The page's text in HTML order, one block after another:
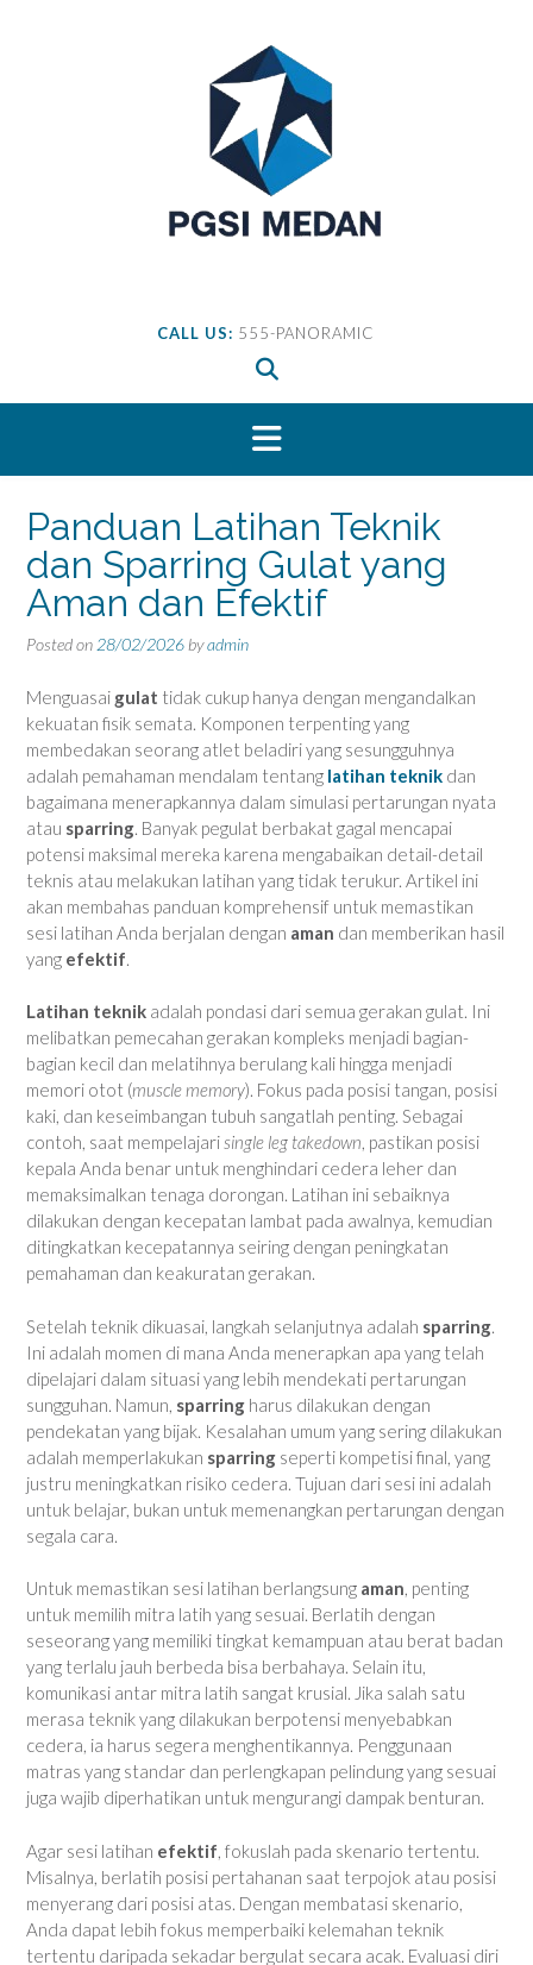
CALL US: 555-PANORAMIC
Panduan Latihan Teknik
dan Sparring Gulat yang
Aman dan Efektif
Posted on 28/02/2026 byadmin
Menguasai gulat tidak cukup hanya dengan mengandalkan
kekuatan fisik semata. Komponen terpenting yang
membedakan seorang atlet beladiri yang sesungguhnya
adalah pemahaman mendalam tentang latihan teknik dan
bagaimana menerapkannya dalam simulasi pertarungan nyata
atau sparring . Banyak pegulat berbakat gagal mencapai
potensi maksimal mereka karena mengabaikan detail-detail
teknis atau melakukan latihan yang tidak terukur. Artikel ini
akan membahas panduan komprehensif untuk memastikan
sesi latihan Anda berjalan dengan aman dan memberikan hasil
yang efektif
Latihan teknik adalah pondasi dari semua gerakan gulat. Ini
melibatkan pemecahan gerakan kompleks menjadi bagian-
bagian kecil dan melatihnya berulang kali hingga menjadi
memori otot (muscle memory). Fokus pada posisi tangan, posisi
kaki, dan keseimbangan tubuh sangatlah penting. Sebagai
contoh, saat mempelajarisingle leg takedown, pastikan posisi
kepala Anda benar untuk menghindari cedera leher dan
memaksimalkan tenaga dorongan. Latihan ini sebaiknya
dilakukan dengan kecepatan lambat pada awalnya, kemudian
ditingkatkan kecepatannya seiring dengan peningkatan
pemahaman dan keakuratan gerakan.
Setelah teknik dikuasai, langkah selanjutnya adalah sparring
Ini adalah momen di mana Anda menerapkan apa yang telah
dipelajari dalam situasi yang lebih mendekati pertarungan
sungguhan. Namun, sparring harus dilakukan dengan
pendekatan yang bijak. Kesalahan umum yang sering dilakukan
adalah memperlakukan sparring seperti kompetisi final, yang
justru meningkatkan risiko cedera. Tujuan dari sesi ini adalah
untuk belajar, bukan untuk memenangkan pertarungan dengan
segala cara.
Untuk memastikan sesi latihan berlangsung aman, penting
untuk memilih mitra latih yang sesuai. Berlatih dengan
seseorang yang memiliki tingkat kemampuan atau berat badan
yang terlalu jauh berbeda bisa berbahaya. Selain itu,
komunikasi antar mitra latih sangat krusial. Jika salah satu
merasa teknik yang dilakukan berpotensi menyebabkan
cedera, ia harus segera menghentikannya. Penggunaan
matras yang standar dan perlengkapan pelindung yang sesuai
juga wajib diperhatikan untuk mengurangi dampak benturan.
Agar sesi latihan efektif , fokuslah pada skenario tertentu.
Misalnya, berlatih posisi pertahanan saat terpojok atau posisi
menyerang dari posisi atas. Dengan membatasi skenario,
Anda dapat lebih fokus memperbaiki kelemahan teknik
tertentu daripada sekadar bergulat secara acak. Evaluasi diri